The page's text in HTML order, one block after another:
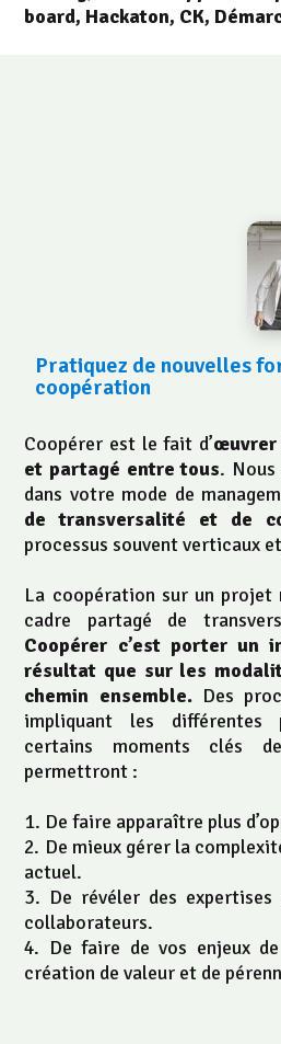
board, Hackaton, CK,
Pratiquez de nouvelles
coopération
Coopérer est le fait d’œuvrer
et partagé entre tous. Nous
dans votre mode de
de transversalité et de
processus souvent verticaux
La coopération sur un projet
cadre partagé de
Coopérer c’est porter un
résultat que sur les
chemin ensemble.Des
impliquant les différentes
certains moments clés
permettront :
De faire apparaître plus
De mieux gérer la
actuel.
De révéler des
collaborateurs.
De faire de vos enjeux
création de valeur et de